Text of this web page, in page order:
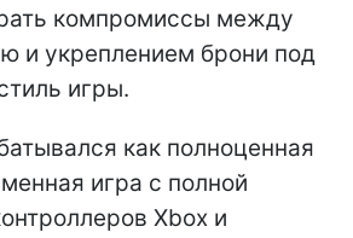
компромиссы между
и укреплением брони под
игры.
как полноценная
игра с полной
Xbox и